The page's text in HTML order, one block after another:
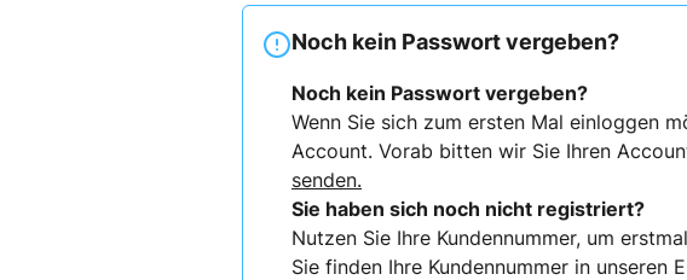
Noch kein Passwort vergeben?
Noch kein Passwort vergeben?
Wenn Sie sich zum ersten Mal einloggen
Account. Vorab bitten wir Sie Ihren
senden.
Sie haben sich noch nicht registriert?
Nutzen Sie Ihre Kundennummer, um
Sie finden Ihre Kundennummer in